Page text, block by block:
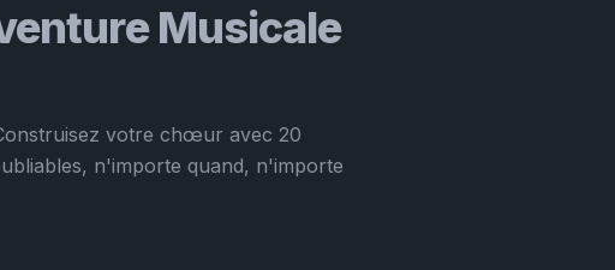
Musicale
votre chœur avec 20
n'importe quand, n'importe